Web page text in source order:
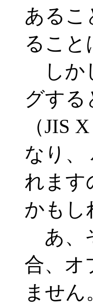
あるこ
ること
しか
グする
（JIS
なり、
れます
かもし
あ、
合、オ
ません